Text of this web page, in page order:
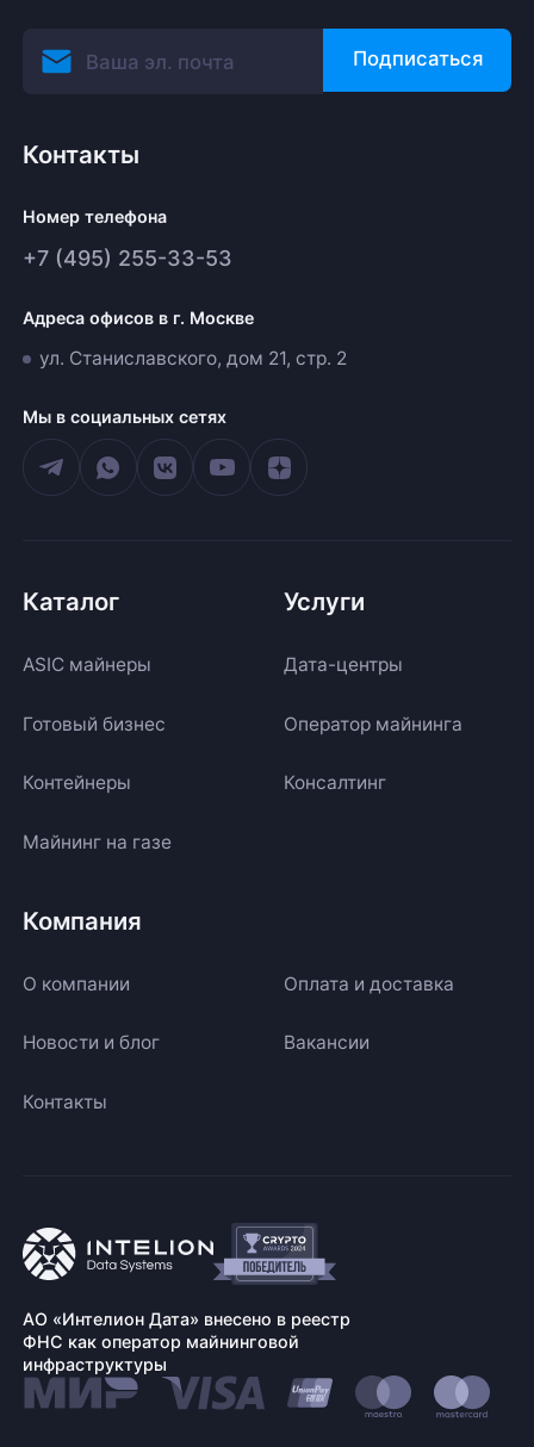
Подписаться
Контакты
Номер телефона
+7 (495) 255-33-53
Адреса офисов в г. Москве
ул. Станиславского, дом 21, стр. 2
Мы в социальных сетях
Каталог
ASIC майнеры
Готовый бизнес
Контейнеры
Майнинг на газе
Услуги
Дата-центры
Оператор майнинга
Консалтинг
Компания
О компании Оплата и доставка
Новости и блог Вакансии
Контакты
АО «Интелион Дата» внесено в реестр
ФНС как оператор майнинговой
инфраструктуры